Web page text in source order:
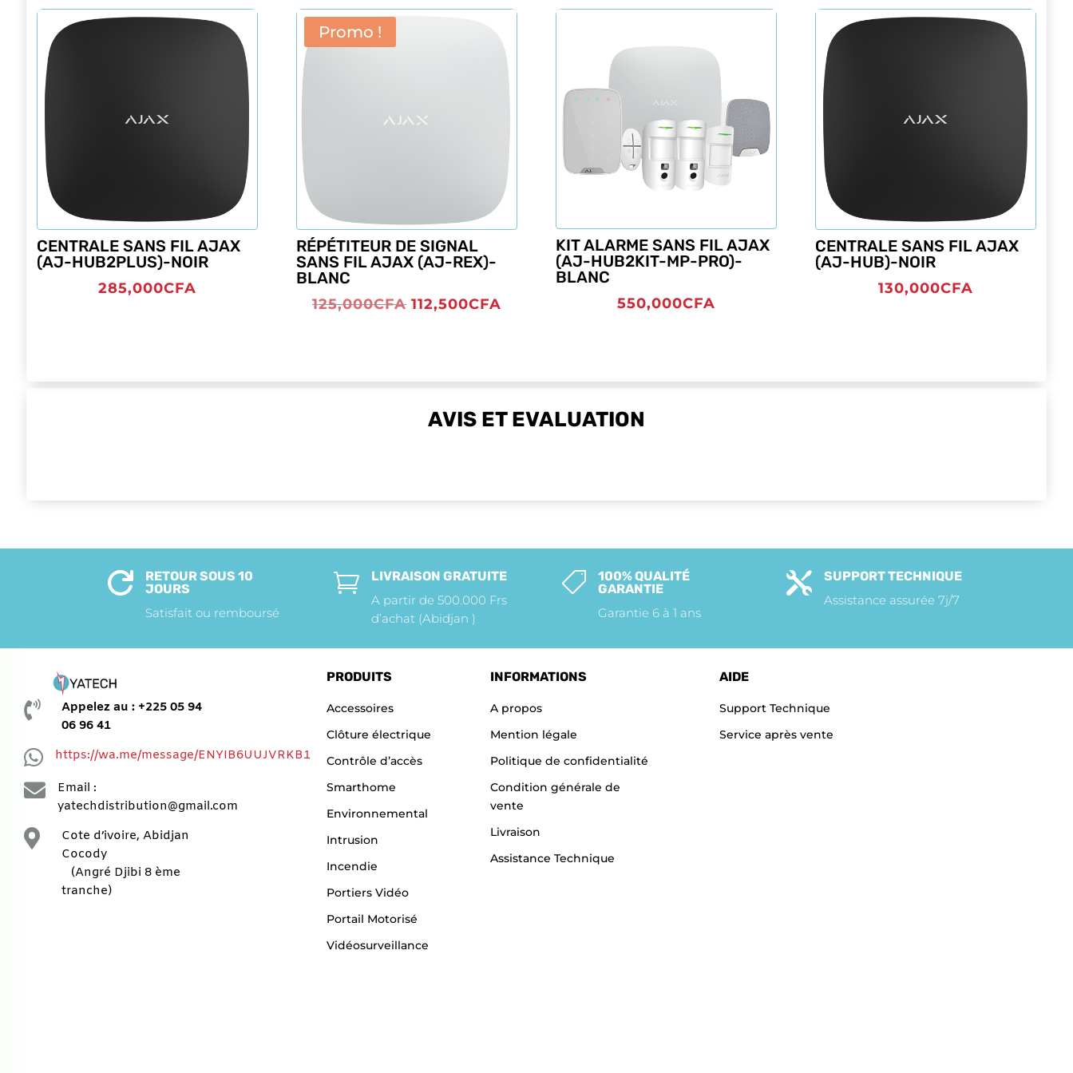
CENTRALE SANS FIL AJAX
(AJ-HUB2PLUS)-NOIR
285,000CFA
Promo !
RÉPÉTITEUR DE SIGNAL
SANS FIL AJAX (AJ-REX)-
BLANC
125,000CFA Le
125,000CFA.
112,500CFA
112,500CFA.
KIT ALARME SANS FIL AJAX
(AJ-HUB2KIT-MP-PRO)-
BLANC
550,000CFA
CENTRALE SANS FIL AJAX
(AJ-HUB)-NOIR
130,000CFA
AVIS ET EVALUATION

RETOUR SOUS 10
JOURS
Satisfait ou remboursé

LIVRAISON GRATUITE
A partir de 500.000 Frs
d’achat (Abidjan )

100% QUALITÉ
GARANTIE
Garantie 6 à 1 ans

SUPPORT TECHNIQUE
Assistance assurée 7j/7

Appelez au : +225 05 94
06 96 41
 https://wa.me/message/ENYIB6UUJVRKB1

Email :
yatechdistribution@gmail.com

Cote d’ivoire, Abidjan
Cocody
(Angré Djibi 8 ème
tranche)
PRODUITS
Accessoires
Clôture électrique
Contrôle d’accès
Smarthome
Environnemental
Intrusion
Incendie
Portiers Vidéo
Portail Motorisé
Vidéosurveillance
INFORMATIONS
A propos
Mention légale
Politique de confidentialité
Condition générale de
vente
Livraison
Assistance Technique
AIDE
Support Technique
Service après vente